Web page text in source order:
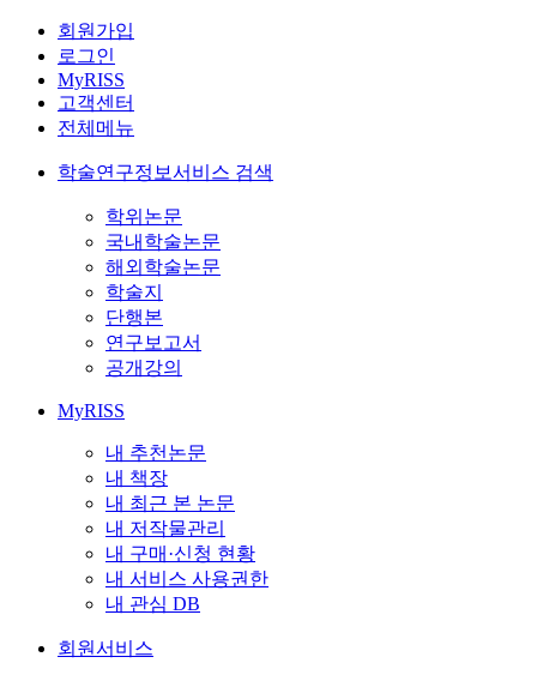
회원가입
로그인
MyRISS
고객센터
전체메뉴
학술연구정보서비스 검색
학위논문
국내학술논문
해외학술논문
학술지
단행본
연구보고서
공개강의
MyRISS
내 추천논문
내 책장
내 최근 본 논문
내 저작물관리
내 구매·신청 현황
내 서비스 사용권한
내 관심 DB
회원서비스